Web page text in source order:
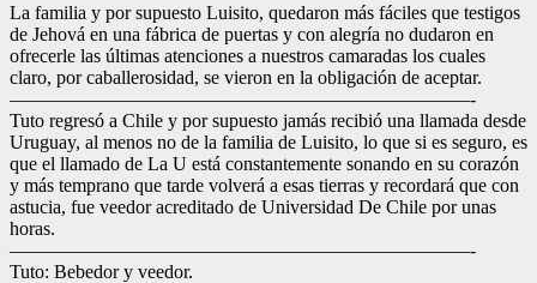
La familia y por supuesto Luisito, quedaron más fáciles que testigos
de Jehová en una fábrica de puertas y con alegría no dudaron en
ofrecerle las últimas atenciones a nuestros camaradas los cuales
claro, por caballerosidad, se vieron en la obligación de aceptar.
————————————————————————-
Tuto regresó a Chile y por supuesto jamás recibió una llamada desde
Uruguay, al menos no de la familia de Luisito, lo que si es seguro, es
que el llamado de La U está constantemente sonando en su corazón
y más temprano que tarde volverá a esas tierras y recordará que con
astucia, fue veedor acreditado de Universidad De Chile por unas
horas.
————————————————————————-
Tuto: Bebedor y veedor.